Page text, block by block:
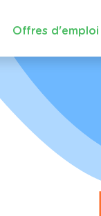
Offres d'emploi